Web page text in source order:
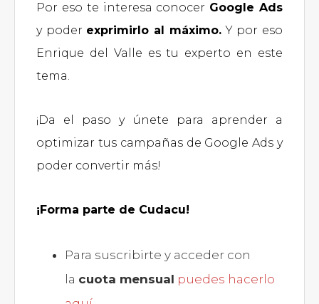
Por eso te interesa conocer Google Ads
y poder exprimirlo al máximo.Y por eso
Enrique del Valle es tu experto en este
tema.
¡Da el paso y únete para aprender a
optimizar tus campañas de Google Ads y
poder convertir más!
¡Forma parte de Cudacu!
Para suscribirte y acceder con
la cuota mensual puedes hacerlo